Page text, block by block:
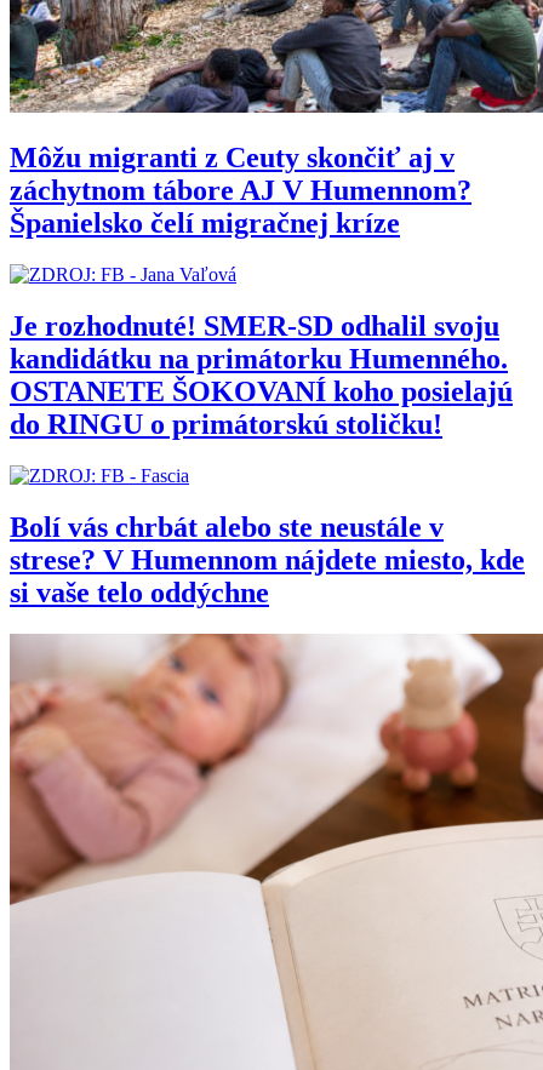
Môžu migranti z Ceuty skončiť aj v
záchytnom tábore AJ V Humennom?
Španielsko čelí migračnej kríze
Je rozhodnuté! SMER-SD odhalil svoju
kandidátku na primátorku Humenného.
OSTANETE ŠOKOVANÍ koho posielajú
do RINGU o primátorskú stoličku!
Bolí vás chrbát alebo ste neustále v
strese? V Humennom nájdete miesto, kde
si vaše telo oddýchne